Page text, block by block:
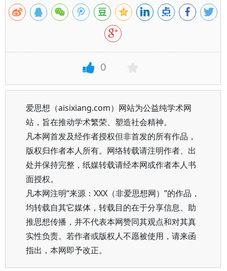
0
爱思想（aisixiang.com）网站为公益纯学术网
站，旨在推动学术繁荣、塑造社会精神。
凡本网首发及经作者授权但非首发的所有作品，
版权归作者本人所有。网络转载请注明作者、出
处并保持完整，纸媒转载请经本网或作者本人书
面授权。
凡本网注明“来源：XXX（非爱思想网）”的作品，
均转载自其它媒体，转载目的在于分享信息、助
推思想传播，并不代表本网赞同其观点和对其真
实性负责。若作者或版权人不愿被使用，请来函
指出，本网即予改正。